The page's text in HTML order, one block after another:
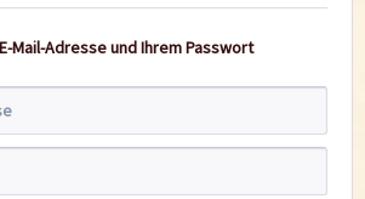
Mail-Adresse und Ihrem Passwort